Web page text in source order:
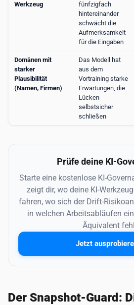
Werkzeug
fünfzigfach
hintereinander
schwächt die
Aufmerksamkeit
für die Eingaben
Domänen mit
starker
Plausibilität
(Namen, Firmen)
Das Modell hat
aus dem
Vortraining starke
Erwartungen, die
Lücken
selbstsicher
schließen
Prüfe deine KI-
Starte eine kostenlose KI-
zeigt dir, wo deine KI-
fahren, wo sich der Drift-
in welchen Arbeitsabläufen
Äquivalent
Jetzt
Der Snapshot-Guard: